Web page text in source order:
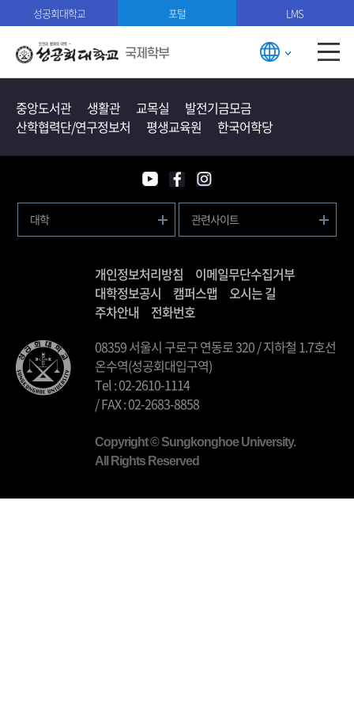
성공회대학교 포털 LMS
국제학부
중앙도서관 생활관 교목실
발전기금모금
산학협력단/연구정보처
평생교육원 한국어학당
대학 관련사이트
개인정보처리방침
이메일무단수집거부
대학정보공시
캠퍼스맵
오시는 길
주차안내
전화번호
08359 서울시 구로구 연동로 320 / 지하철 1.7호선
온수역(성공회대입구역)
Tel : 02-2610-1114
/ FAX : 02-2683-8858
Copyright © Sungkonghoe University.
All Rights Reserved